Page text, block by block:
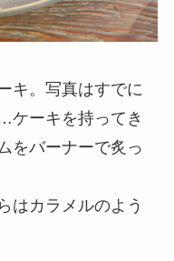
キ。写真はすでに
ケーキを持ってき
をバーナーで炙っ
はカラメルのよう